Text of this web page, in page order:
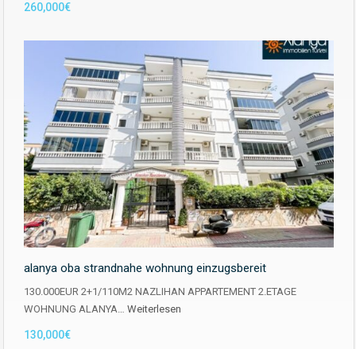
260,000€
alanya oba strandnahe wohnung einzugsbereit
130.000EUR 2+1/110M2 NAZLIHAN APPARTEMENT 2.ETAGE
WOHNUNG ALANYA… Weiterlesen
130,000€